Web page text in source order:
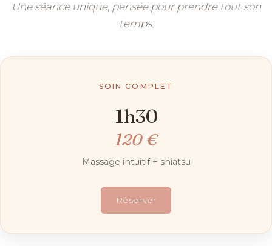
Une séance unique, pensée pour prendre tout son
temps.
SOIN COMPLET
1h30
120 €
Massage intuitif + shiatsu
Réserver